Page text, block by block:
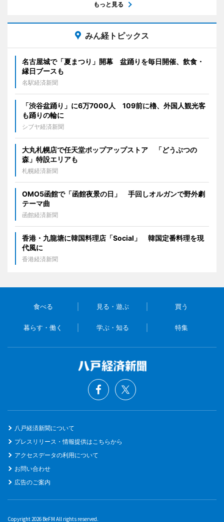
もっと見る
みん経トピックス
名古屋城で「夏まつり」開幕 盆踊りを毎日開催、飲食・
縁日ブースも
名駅経済新聞
「渋谷盆踊り」に6万7000人 109前に櫓、外国人観光客
も踊りの輪に
シブヤ経済新聞
大丸札幌店で任天堂ポップアップストア 「どうぶつの
森」特設エリアも
札幌経済新聞
OMO5函館で「函館夜景の日」 手回しオルガンで野外劇
テーマ曲
函館経済新聞
香港・九龍塘に韓国料理店「Social」 韓国定番料理を現
代風に
香港経済新聞
食べる 見る・遊ぶ 買う
暮らす・働く 学ぶ・知る 特集
八戸経済新聞について
プレスリリース・情報提供はこちらから
アクセスデータの利用について
お問い合わせ
広告のご案内
Copyright 2026 BeFM All rights reserved.